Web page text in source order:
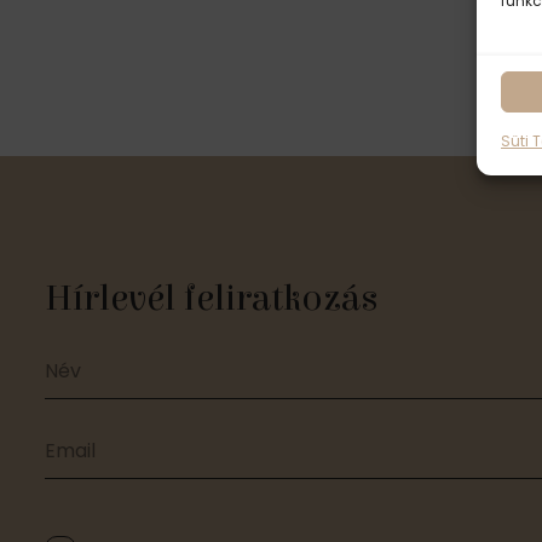
Süti
Hírlevél feliratkozás